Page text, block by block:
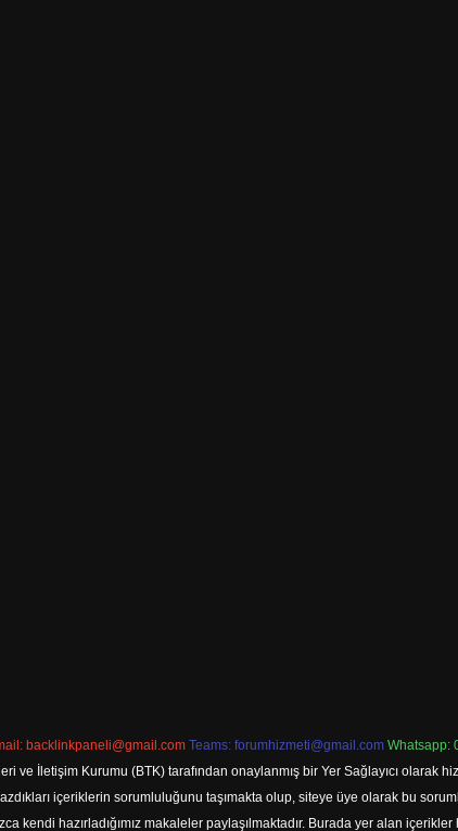
backlinkpaneli@gmail.com Teams: forumhizmeti@gmail.com Whatsapp:
ve İletişim Kurumu (BTK) tarafından onaylanmış bir Yer Sağlayıcı
içeriklerin sorumluluğunu taşımakta olup, siteye üye olarak bu
kendi hazırladığımız makaleler paylaşılmaktadır. Burada yer alan